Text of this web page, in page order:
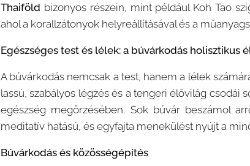
Thaiföld bizonyos részein, mint például Koh Tao
ahol a korallzátonyok helyreállításával és a
Egészséges test és lélek: a búvárkodás holisztikus
A búvárkodás nemcsak a test, hanem a lélek
lassú, szabályos légzés és a tengeri élővilág csodái
egészség megőrzésében. Sok búvár beszámol
meditatív hatású, és egyfajta menekülést nyújt a
Búvárkodás és közösségépítés